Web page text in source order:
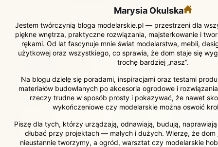
Marysia Okulska
Jestem twórczynią bloga modelarskie.pl — przestrzeni dla
piękne wnętrza, praktyczne rozwiązania, majsterkowanie i
rękami. Od lat fascynuje mnie świat modelarstwa, mebli,
użytkowej oraz wszystkiego, co sprawia, że dom staje się
trochę bardziej „nasz”.
Na blogu dzielę się poradami, inspiracjami oraz testami
materiałów budowlanych po akcesoria ogrodowe i
rzeczy trudne w sposób prosty i pokazywać, że nawet
wykończeniowe czy modelarskie można oswoić
Piszę dla tych, którzy urządzają, odnawiają, budują,
dłubać przy projektach — małych i dużych. Wierzę, że dom
nieustannie tworzymy, a ogród, warsztat czy modelarskie